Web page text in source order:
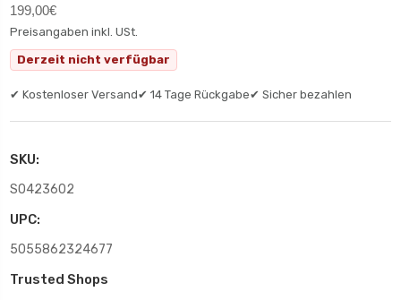
199,00€
Preisangaben inkl. USt.
Derzeit nicht verfügbar
✔ Kostenloser Versand✔ 14 Tage Rückgabe✔ Sicher bezahlen
SKU:
S0423602
UPC:
5055862324677
Trusted Shops